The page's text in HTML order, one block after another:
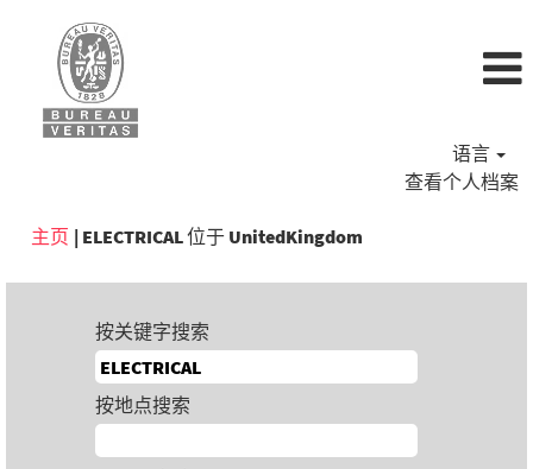
语言
查看个人档案
主页 | ELECTRICAL 位于 UnitedKingdom
页
按关键字搜索
按地点搜索